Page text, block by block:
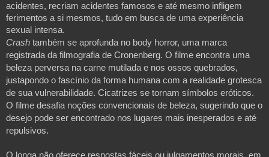
acidentes, recriam acidentes famosos e até mesmo infligem
ferimentos a si mesmos, tudo em busca de uma experiência
sexual intensa.
Crash também se aprofunda no body horror, uma marca
registrada da filmografia de Cronenberg. O filme encontra uma
beleza perversa na carne mutilada e nos ossos quebrados,
justapondo o fascínio da forma humana com a realidade grotesca
de sua vulnerabilidade. Cicatrizes se tornam símbolos eróticos.
O filme desafia noções convencionais de beleza, sugerindo que o
desejo pode ser encontrado nos lugares mais inesperados e até
repulsivos.
O longa não oferece respostas fáceis ou julgamentos morais, em